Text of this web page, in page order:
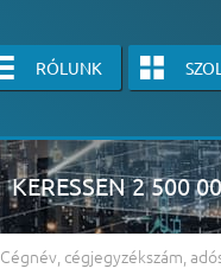
RÓLUNK
KERESSEN 2 500